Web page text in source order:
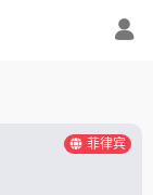
菲律宾